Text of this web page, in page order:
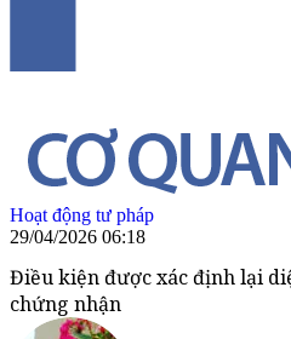
Hoạt động tư pháp
29/04/2026 06:18
Điều kiện được xác định lại
chứng nhận